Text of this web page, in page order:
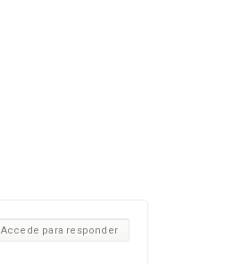
Accede para responder